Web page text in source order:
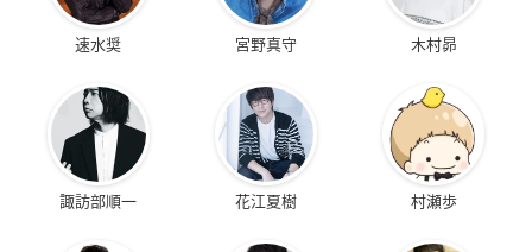
速水奨 宮野真守 木村昴
諏訪部順一 花江夏樹 村瀬歩